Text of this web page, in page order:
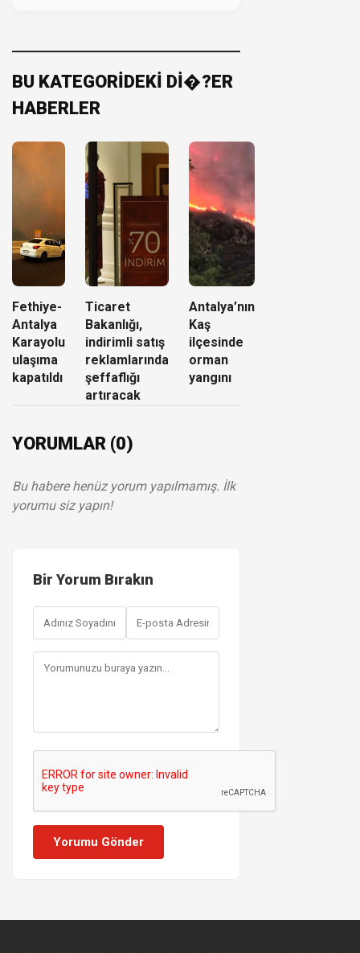
BU KATEGORİDEKİ Dİ�?ER
HABERLER
Fethiye-
Antalya
Karayolu
ulaşıma
kapatıldı
Ticaret
Bakanlığı,
indirimli satış
reklamlarında
şeffaflığı
artıracak
Antalya’nın
Kaş
ilçesinde
orman
yangını
YORUMLAR (0)
Bu habere henüz yorum yapılmamış. İlk
yorumu siz yapın!
Bir Yorum Bırakın
Yorumu Gönder